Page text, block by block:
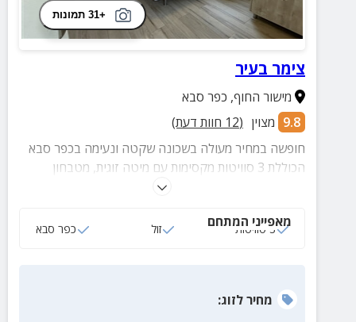
+31 תמונות
צימר בעיר
מישור החוף, כפר סבא
9.8 מצוין (
12 חוות דעת)
חופשה במחיר מעולה בשכונה שקטה ונעימה בכפר סבא
הכוללת 3 סוויטות מקסימות עם מיטה זוגית, מטבחון
מאובזר, פינת קפה, חדר רחצה ופינת ישיבה.
מאפייני המתחם
3 סוויטות זול כפר סבא
מחירלזוג: